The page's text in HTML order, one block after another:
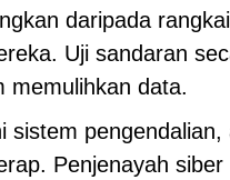
daripada
Uji sandaran
memulihkan data.
sistem pengendalian,
Penjenayah